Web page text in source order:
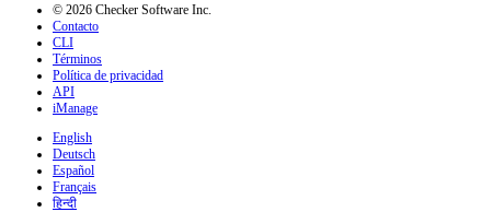
© 2026 Checker Software Inc.
Contacto
CLI
Términos
Política de privacidad
API
iManage
English
Deutsch
Español
Français
हिन्दी